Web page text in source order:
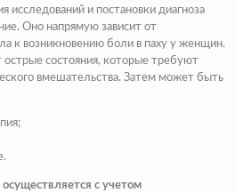
исследований и постановки диагноза
Оно напрямую зависит от
к возникновению боли в паху у женщин.
состояния, которые требуют
вмешательства. Затем может быть
с учетом